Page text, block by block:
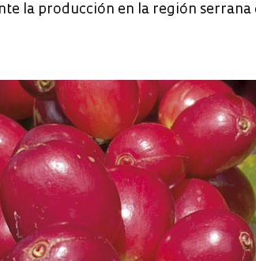
la producción en la región serrana